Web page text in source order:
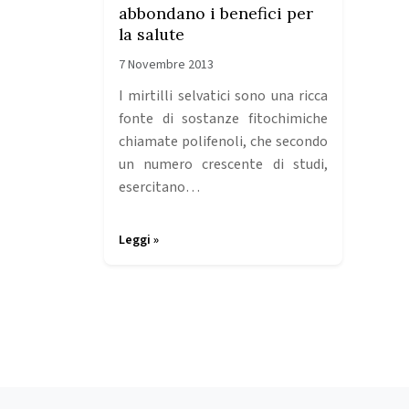
abbondano i benefici per
la salute
7 Novembre 2013
I mirtilli selvatici sono una ricca
fonte di sostanze fitochimiche
chiamate polifenoli, che secondo
un numero crescente di studi,
esercitano…
Leggi »